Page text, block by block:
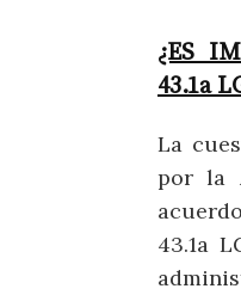
¿ES
43.1a
La
por la
43.1a